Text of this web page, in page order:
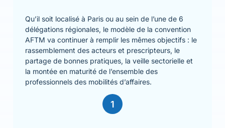
Qu’il soit localisé à Paris ou au sein de l’une de 6
délégations régionales, le modèle de la convention
AFTM va continuer à remplir les mêmes objectifs : le
rassemblement des acteurs et prescripteurs, le
partage de bonnes pratiques, la veille sectorielle et
la montée en maturité de l’ensemble des
professionnels des mobilités d’affaires.
1